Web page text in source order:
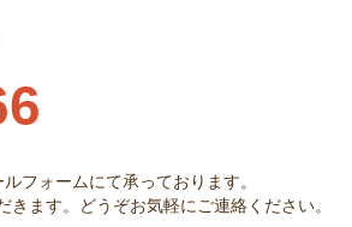
フォームにて承っております。
ます。どうぞお気軽にご連絡ください。